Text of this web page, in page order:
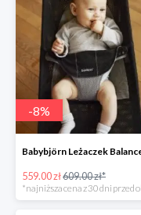
-8%
Babybjörn Leżaczek
559.00 zł609.00 zł*